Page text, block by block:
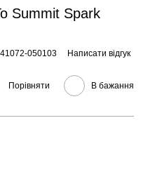
Summit Spark
050103 Написати відгук
Порівняти В бажання